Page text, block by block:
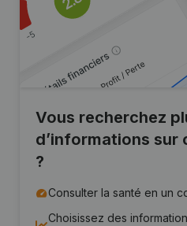
Vous recherchez
d’informations sur
?
Consulter la santé en un
Choisissez des